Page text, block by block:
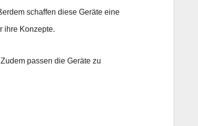
schaffen diese Geräte eine
ihre Konzepte.
passen die Geräte zu